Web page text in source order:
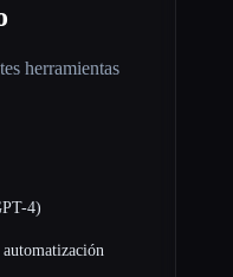
herramientas
4)
automatización